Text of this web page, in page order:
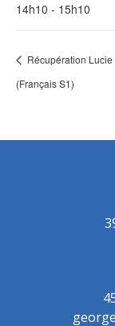
14h10 - 15h10
Récupération
(Français S1)